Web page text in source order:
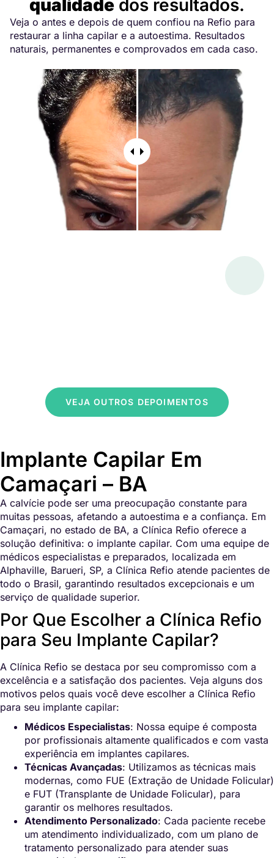
qualidade dos resultados.
Veja o antes e depois de quem confiou na Refio para
restaurar a linha capilar e a autoestima. Resultados
naturais, permanentes e comprovados em cada caso.
VEJA OUTROS DEPOIMENTOS
Implante Capilar Em
Camaçari – BA
A calvície pode ser uma preocupação constante para
muitas pessoas, afetando a autoestima e a confiança. Em
Camaçari, no estado de BA, a Clínica Refio oferece a
solução definitiva: o implante capilar. Com uma equipe de
médicos especialistas e preparados, localizada em
Alphaville, Barueri, SP, a Clínica Refio atende pacientes de
todo o Brasil, garantindo resultados excepcionais e um
serviço de qualidade superior.
Por Que Escolher a Clínica Refio
para Seu Implante Capilar?
A Clínica Refio se destaca por seu compromisso com a
excelência e a satisfação dos pacientes. Veja alguns dos
motivos pelos quais você deve escolher a Clínica Refio
para seu implante capilar:
Médicos Especialistas: Nossa equipe é composta
por profissionais altamente qualificados e com vasta
experiência em implantes capilares.
Técnicas Avançadas: Utilizamos as técnicas mais
modernas, como FUE (Extração de Unidade Folicular)
e FUT (Transplante de Unidade Folicular), para
garantir os melhores resultados.
Atendimento Personalizado: Cada paciente recebe
um atendimento individualizado, com um plano de
tratamento personalizado para atender suas